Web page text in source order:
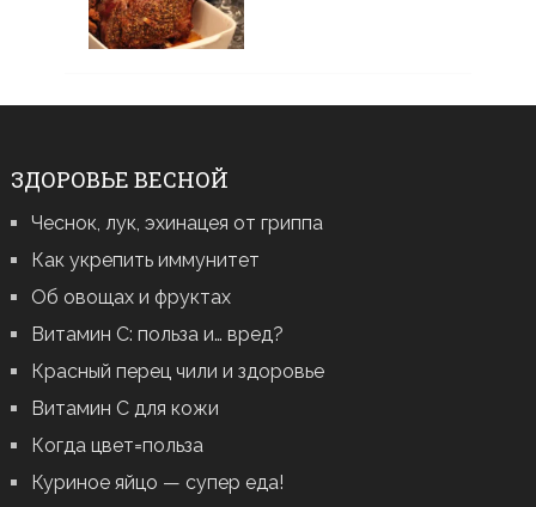
ЗДОРОВЬЕ ВЕСНОЙ
Чеснок, лук, эхинацея от гриппа
Как укрепить иммунитет
Об овощах и фруктах
Витамин С: польза и… вред?
Красный перец чили и здоровье
Витамин С для кожи
Когда цвет=польза
Куриное яйцо — супер еда!